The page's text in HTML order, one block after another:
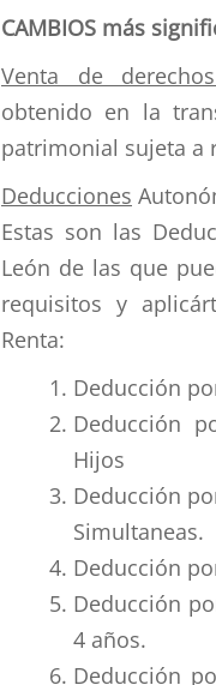
CAMBIOS más
Venta de
obtenido en la
patrimonial sujeta a
Deducciones
Estas son las
León de las que
requisitos y
Renta:
Deducción
Deducción
Hijos
Deducción
Simultaneas.
Deducción
Deducción
4 años.
Deducción